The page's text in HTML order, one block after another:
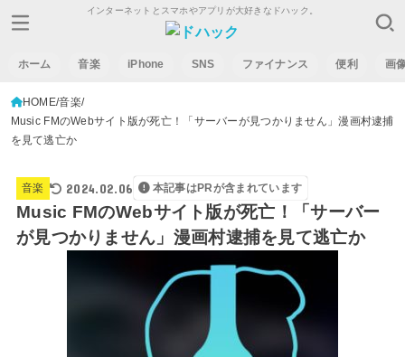
インターネットとスマホやアプリが大好きなドハック。
ホーム 音楽 iPhone SNS ファイナンス 便利 画
HOME 音楽
Music FMのWebサイト版が死亡！「サーバーが見つかりません」漫画村逮捕
を見て逃亡か
音楽 2024.02.06 本記事はPRが含まれています
Music FMのWebサイト版が死亡！「サーバー
が見つかりません」漫画村逮捕を見て逃亡か